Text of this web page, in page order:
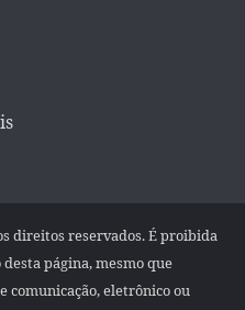
direitos reservados. É proibida
página, mesmo que
comunicação, eletrônico ou